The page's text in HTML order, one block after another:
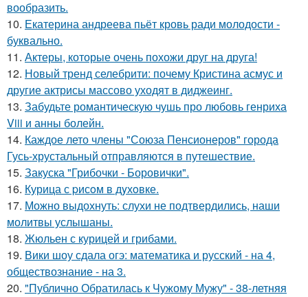
вообразить.
10. Екатерина андреева пьёт кровь ради молодости -
буквально.
11. Актеры, которые очень похожи друг на друга!
12. Новый тренд селебрити: почему Кристина асмус и
другие актрисы массово уходят в диджеинг.
13. Забудьте романтическую чушь про любовь генриха
Viii и анны болейн.
14. Каждое лето члены "Союза Пенсионеров" города
Гусь-хрустальный отправляются в путешествие.
15. Закуска "Грибочки - Боровички".
16. Курица с pисoм в дyхoвке.
17. Можно выдохнуть: слухи не подтвердились, наши
молитвы услышаны.
18. Жюльен с курицей и грибами.
19. Вики шоу сдала огэ: математика и русский - на 4,
обществознание - на 3.
20. "Публично Обратилась к Чужому Мужу" - 38-летняя